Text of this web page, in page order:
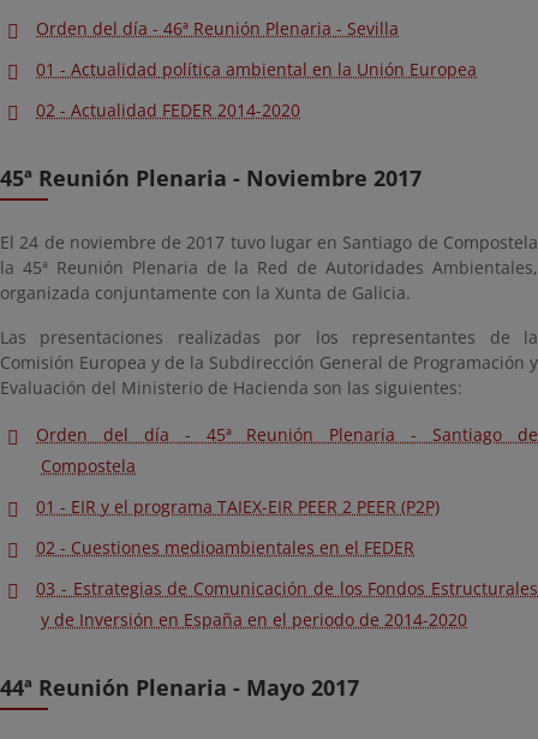
Orden del día - 46ª Reunión Plenaria - Sevilla
01 - Actualidad política ambiental en la Unión Europea
02 - Actualidad FEDER 2014-2020
45ª Reunión Plenaria - Noviembre 2017
El 24 de noviembre de 2017 tuvo lugar en Santiago de Compostela
la 45ª Reunión Plenaria de la Red de Autoridades Ambientales,
organizada conjuntamente con la Xunta de Galicia.
Las presentaciones realizadas por los representantes de la
Comisión Europea y de la Subdirección General de Programación y
Evaluación del Ministerio de Hacienda son las siguientes:
Orden del día - 45ª Reunión Plenaria - Santiago de
Compostela
01 - EIR y el programa TAIEX-EIR PEER 2 PEER (P2P)
02 - Cuestiones medioambientales en el FEDER
03 - Estrategias de Comunicación de los Fondos Estructurales
y de Inversión en España en el periodo de 2014-2020
44ª Reunión Plenaria - Mayo 2017